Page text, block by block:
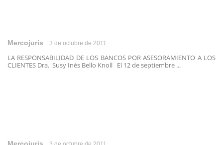
Mercojuris 3 de octubre de 2011
LA RESPONSABILIDAD DE LOS BANCOS POR ASESORAMIENTO A LOS
CLIENTES Dra. Susy Inés Bello Knoll El 12 de septiembre ...